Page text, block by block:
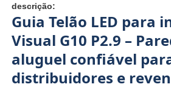
descrição:
Guia Telão LED para
Visual G10 P2.9 –
aluguel confiável
distribuidores e